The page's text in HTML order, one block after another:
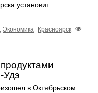
установит
, Экономика
Красноярск
Удэ
в Октябрьском